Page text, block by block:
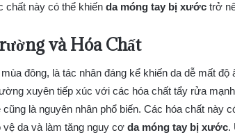
chất này có thể khiến da móng tay bị xước trở
và Hóa Chất
đông, là tác nhân đáng kể khiến da dễ mất
xuyên tiếp xúc với các hóa chất tẩy rửa
là nguyên nhân phổ biến. Các hóa chất này
vệ da và làm tăng nguy cơ da móng tay bị xước.